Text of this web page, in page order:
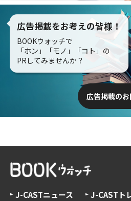
広告掲載をお考えの皆様！
BOOKウォッチで
「ホン」「モノ」「コト」の
PRしてみませんか？
広告掲載の
J-CASTニュース
J-CASTト